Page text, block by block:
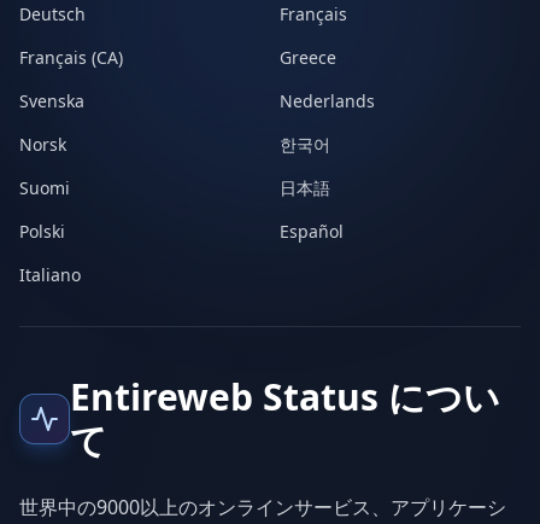
Deutsch
Français
Français (CA)
Greece
Svenska
Nederlands
Norsk
한국어
Suomi
日本語
Polski
Español
Italiano
Entireweb Status につい
て
世界中の9000以上のオンラインサービス、アプリケーシ